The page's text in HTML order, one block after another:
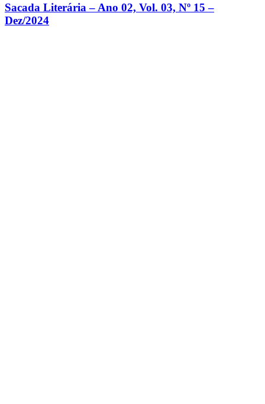
Sacada Literária – Ano 02, Vol. 03, Nº 15 –
Dez/2024